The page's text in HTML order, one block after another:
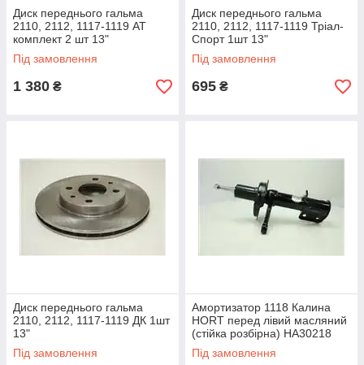
Диск переднього гальма
2110, 2112, 1117-1119 AT
комплект 2 шт 13"
Під замовлення
1 380 ₴
Диск переднього гальма
2110, 2112, 1117-1119 Тріал-
Спорт 1шт 13"
Під замовлення
695 ₴
Диск переднього гальма
2110, 2112, 1117-1119 ДК 1шт
13"
Під замовлення
Амортизатор 1118 Калина
HORT перед лівий масляний
(стійка розбірна) HA30218
Під замовлення